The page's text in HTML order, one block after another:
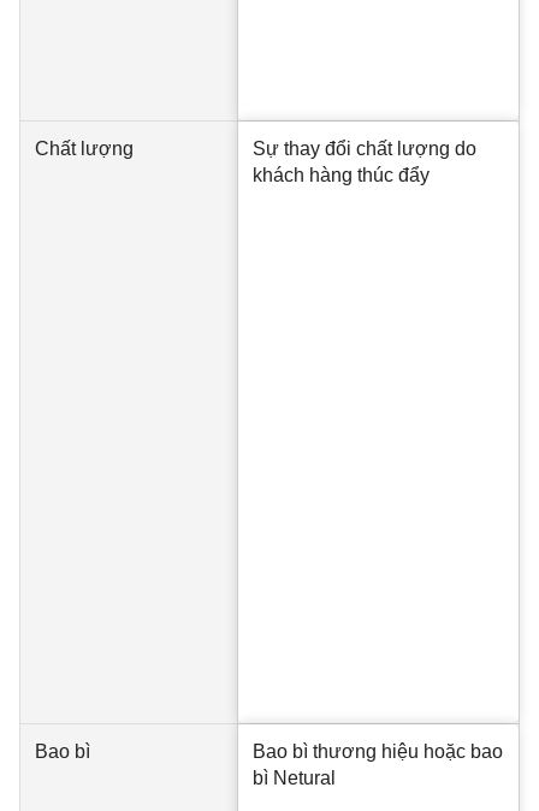
Chất lượng
Sự thay đổi chất lượng do
khách hàng thúc đẩy
Bao bì
Bao bì thương hiệu hoặc bao
bì Netural